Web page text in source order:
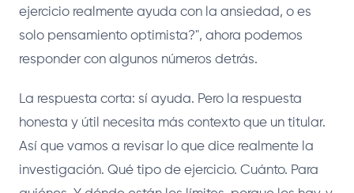
ejercicio realmente ayuda con la ansiedad, o es
solo pensamiento optimista?", ahora podemos
responder con algunos números detrás.
La respuesta corta: sí ayuda. Pero la respuesta
honesta y útil necesita más contexto que un titular.
Así que vamos a revisar lo que dice realmente la
investigación. Qué tipo de ejercicio. Cuánto. Para